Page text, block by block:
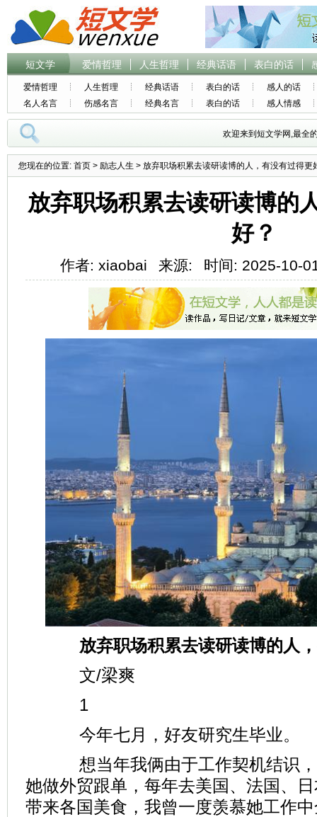
短文学 爱情哲理 人生哲理 经典话语 表白的话
爱情哲理 人生哲理 经典话语 表白的话
感人的话
名人名言
伤感名言 经典名言 表白的话 感人情感
欢迎来到短文学网,最全
您现在的位置: 首页 > 励志人生 > 放弃职场积累去读研读博的人，有没有过得更
放弃职场积累去读研读博的
好？
作者: xiaobai 来源: 时间: 2025-10-
放弃职场积累去读研读博的人
文/梁爽
1
今年七月，好友研究生毕业。
想当年我俩由于工作契机结识，
她做外贸跟单，每年去美国、法国、
带来各国美食，我曾一度羡慕她工作